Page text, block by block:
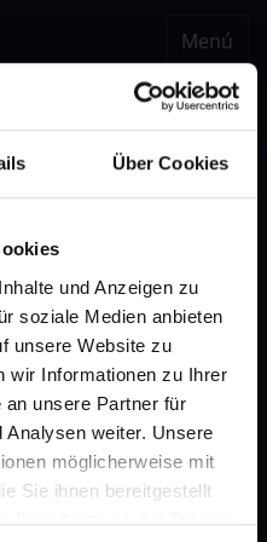
Über Cookies
und Anzeigen zu
soziale Medien anbieten
unsere Website zu
wir Informationen zu Ihrer
an unsere Partner für
Analysen weiter. Unsere
möglicherweise mit
Sie ihnen bereitgestellt
Ihrer Nutzung der Dienste
Menú
un correo
Das Berlin-Musical".
comienza con diez